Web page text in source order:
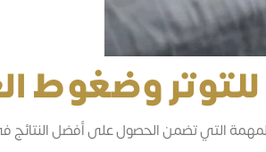
وضغوط
التي تضمن الحصول على أفضل النتائج